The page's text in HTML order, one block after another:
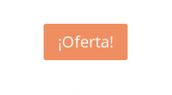
era:
7.875,00€.
¡Oferta!